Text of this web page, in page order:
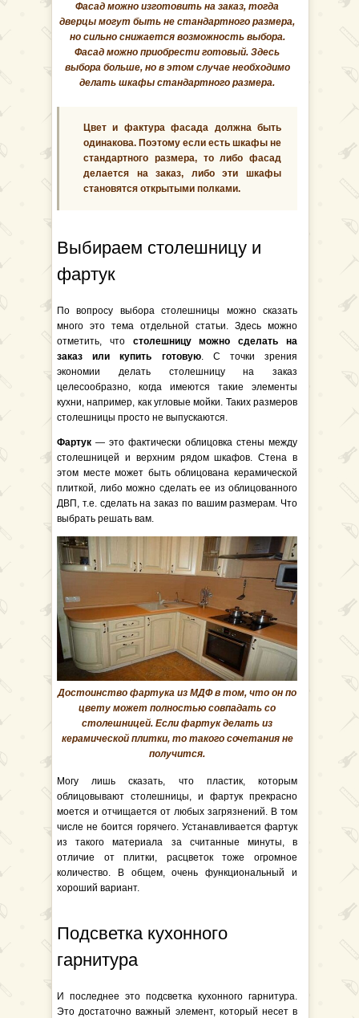
Фасад можно изготовить на заказ, тогда
дверцы могут быть не стандартного размера,
но сильно снижается возможность выбора.
Фасад можно приобрести готовый. Здесь
выбора больше, но в этом случае необходимо
делать шкафы стандартного размера.
Цвет и фактура фасада должна быть
одинакова. Поэтому если есть шкафы не
стандартного размера, то либо фасад
делается на заказ, либо эти шкафы
становятся открытыми полками.
Выбираем столешницу и
фартук
По вопросу выбора столешницы можно сказать
много это тема отдельной статьи. Здесь можно
отметить, что столешницу можно сделать на
заказ или купить готовую. С точки зрения
экономии делать столешницу на заказ
целесообразно, когда имеются такие элементы
кухни, например, как угловые мойки. Таких размеров
столешницы просто не выпускаются.
Фартук — это фактически облицовка стены между
столешницей и верхним рядом шкафов. Стена в
этом месте может быть облицована керамической
плиткой, либо можно сделать ее из облицованного
ДВП, т.е. сделать на заказ по вашим размерам. Что
выбрать решать вам.
Достоинство фартука из МДФ в том, что он по
цвету может полностью совпадать со
столешницей. Если фартук делать из
керамической плитки, то такого сочетания не
получится.
Могу лишь сказать, что пластик, которым
облицовывают столешницы, и фартук прекрасно
моется и отчищается от любых загрязнений. В том
числе не боится горячего. Устанавливается фартук
из такого материала за считанные минуты, в
отличие от плитки, расцветок тоже огромное
количество. В общем, очень функциональный и
хороший вариант.
Подсветка кухонного
гарнитура
И последнее это подсветка кухонного гарнитура.
Это достаточно важный элемент, который несет в